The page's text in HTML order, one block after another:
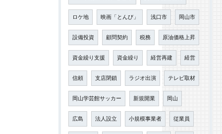
ロケ地 映画「とんび」 浅口市 岡山市
設備投資 顧問契約 税務 原油価格上昇
資金繰り支援 資金繰り 経営再建 経営
信頼 支店閉鎖 ラジオ出演 テレビ取材
岡山学芸館サッカー 新規開業 岡山
広島 法人設立 小規模事業者 従業員